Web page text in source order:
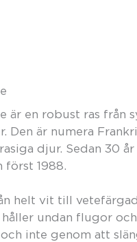
är en robust ras från
Den är numera
djur. Sedan 30
först 1988.
helt vit till
undan flugor
inte genom att